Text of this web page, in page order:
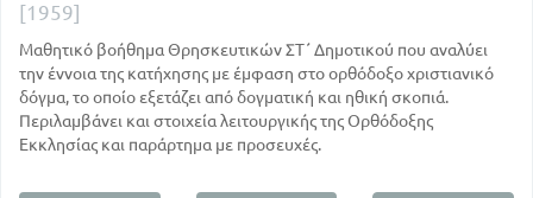
[1959]
Μαθητικό βοήθημα Θρησκευτικών ΣΤ΄ Δημοτικού που αναλύει
την έννοια της κατήχησης με έμφαση στο ορθόδοξο χριστιανικό
δόγμα, το οποίο εξετάζει από δογματική και ηθική σκοπιά.
Περιλαμβάνει και στοιχεία λειτουργικής της Ορθόδοξης
Εκκλησίας και παράρτημα με προσευχές.